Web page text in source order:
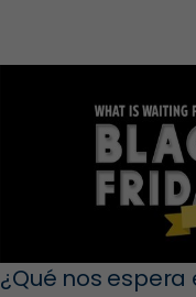
¿Qué nos espera